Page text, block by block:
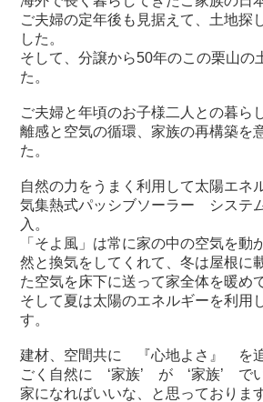
ご夫婦の定年後も見据えて、土地探
した。
そして、分譲から50年のこの栗山の
た。
ご夫婦と年頃のお子様二人との暮ら
離感と空気の循環、家族の再構築を
た。
自然の力をうまく利用して太陽エネ
気集熱式パッシブソーラー システ
入。
「そよ風」は常に家の中の空気を動
然と換気をしてくれて、冬は屋根に
た空気を床下に送って家全体を暖め
そして夏は太陽のエネルギーを利用
す。
建材、空間共に 『心地よさ』 を追
ごく自然に ‘家族’ が ‘家族’ で
家になればいいな、と思っておりま